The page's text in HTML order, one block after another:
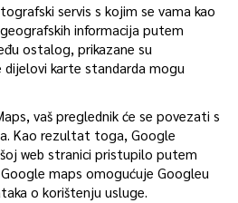
servis s kojim se vama kao
informacija putem
ostalog, prikazane su
karte standarda mogu
vaš preglednik će se povezati s
Kao rezultat toga, Google
web stranici pristupilo putem
maps omogućuje Googleu
o korištenju usluge.